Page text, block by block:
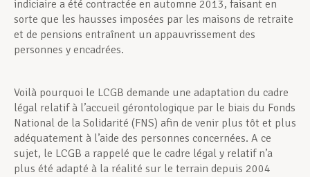
indiciaire a été contractée en automne 2013, faisant en
sorte que les hausses imposées par les maisons de retraite
et de pensions entraînent un appauvrissement des
personnes y encadrées.
Voilà pourquoi le LCGB demande une adaptation du cadre
légal relatif à l’accueil gérontologique par le biais du Fonds
National de la Solidarité (FNS) afin de venir plus tôt et plus
adéquatement à l’aide des personnes concernées. A ce
sujet, le LCGB a rappelé que le cadre légal y relatif n’a
plus été adapté à la réalité sur le terrain depuis 2004